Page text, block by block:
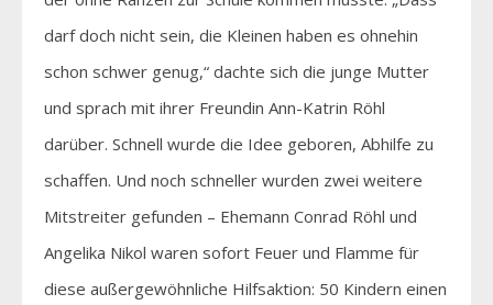
darf doch nicht sein, die Kleinen haben es ohnehin
schon schwer genug,“ dachte sich die junge Mutter
und sprach mit ihrer Freundin Ann-Katrin Röhl
darüber. Schnell wurde die Idee geboren, Abhilfe zu
schaffen. Und noch schneller wurden zwei weitere
Mitstreiter gefunden – Ehemann Conrad Röhl und
Angelika Nikol waren sofort Feuer und Flamme für
diese außergewöhnliche Hilfsaktion: 50 Kindern einen